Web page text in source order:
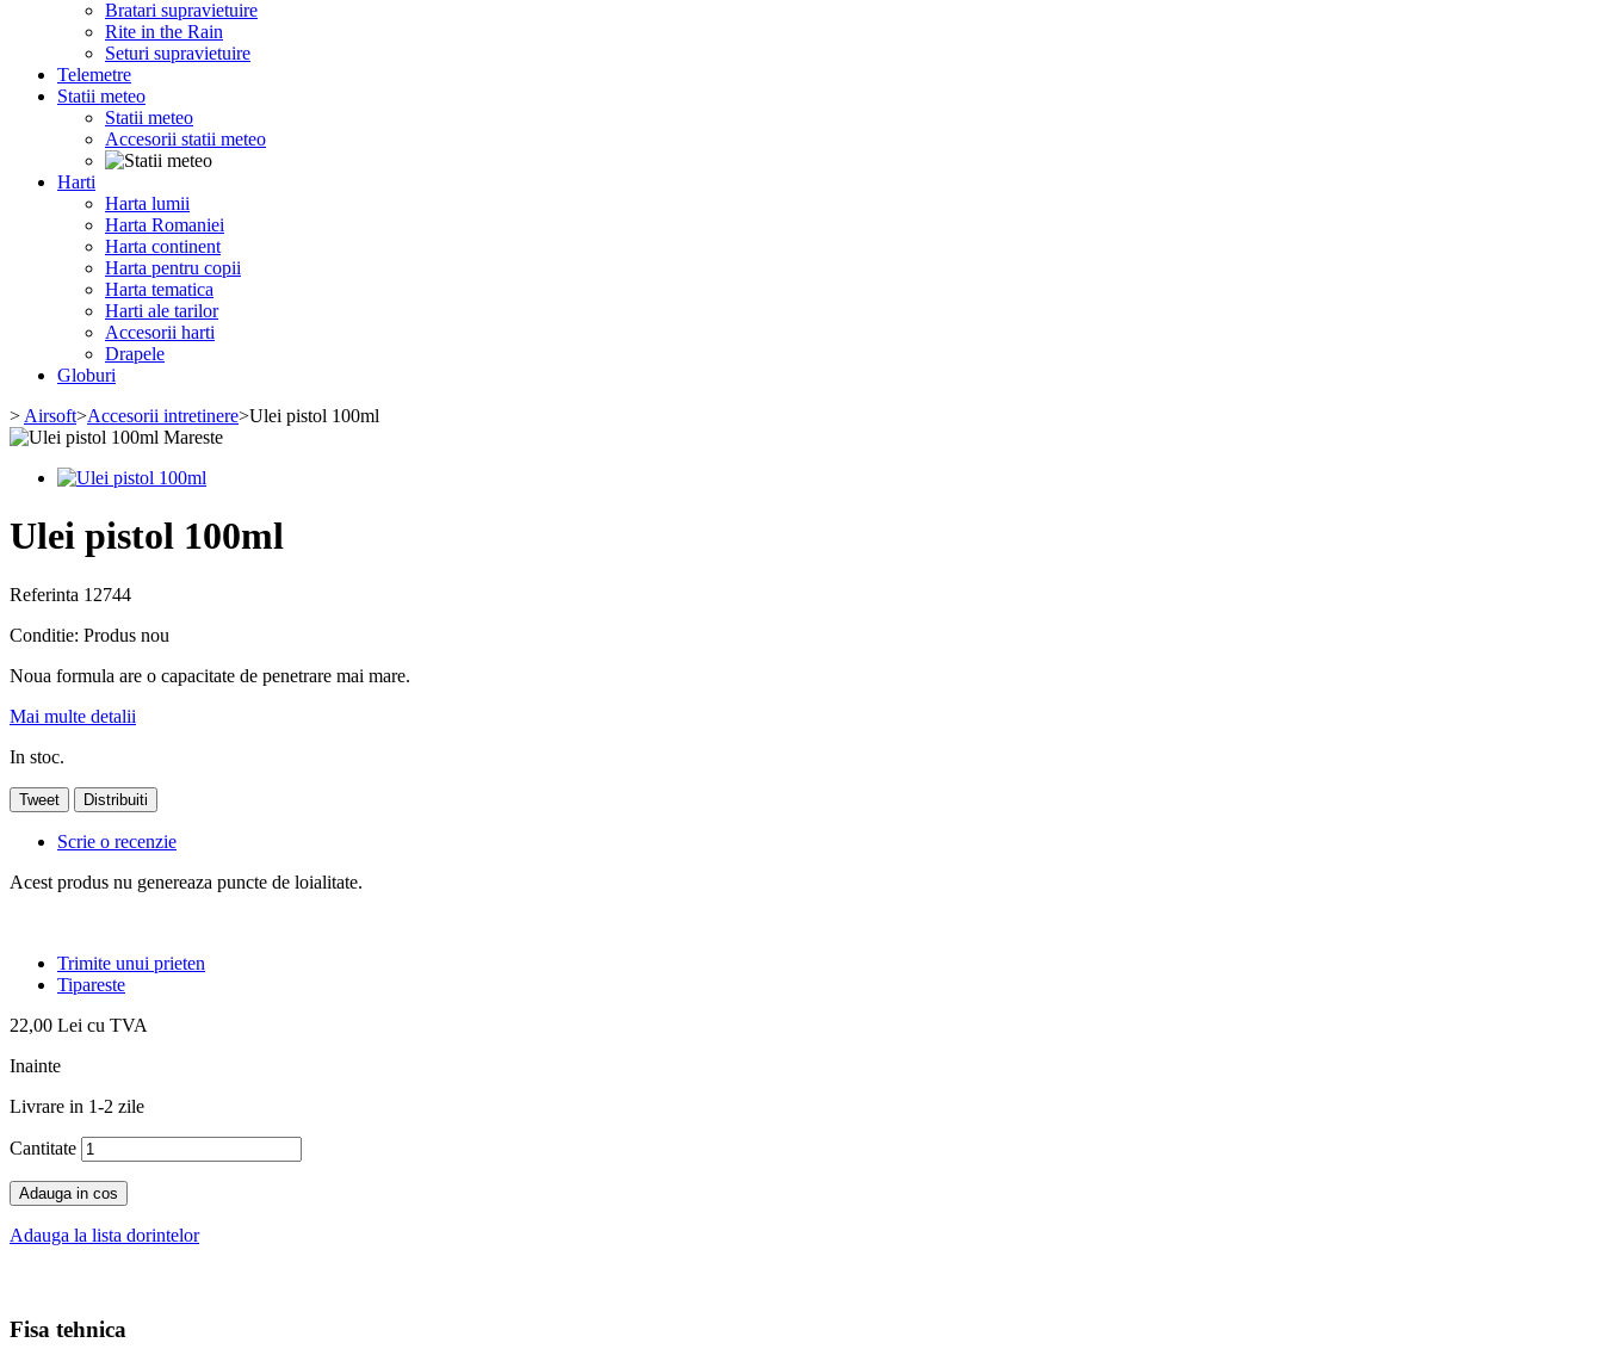
Bratari supravietuire
Rite in the Rain
Seturi supravietuire
Telemetre
Statii meteo
Statii meteo
Accesorii statii meteo
Harti
Harta lumii
Harta Romaniei
Harta continent
Harta pentru copii
Harta tematica
Harti ale tarilor
Accesorii harti
Drapele
Globuri
> Airsoft>Accesorii intretinere>Ulei pistol 100ml
Mareste
Ulei pistol 100ml
Referinta 12744
Conditie: Produs nou
Noua formula are o capacitate de penetrare mai mare.
Mai multe detalii
In stoc.
Tweet Distribuiti
Scrie o recenzie
Acest produs nu genereaza puncte de loialitate.
Trimite unui prieten
Tipareste
22,00 Lei cu TVA
Inainte
Livrare in 1-2 zile
Cantitate
Adauga in cos
Adauga la lista dorintelor
Fisa tehnica